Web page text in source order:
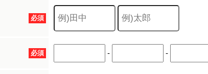
必須
必須 - -